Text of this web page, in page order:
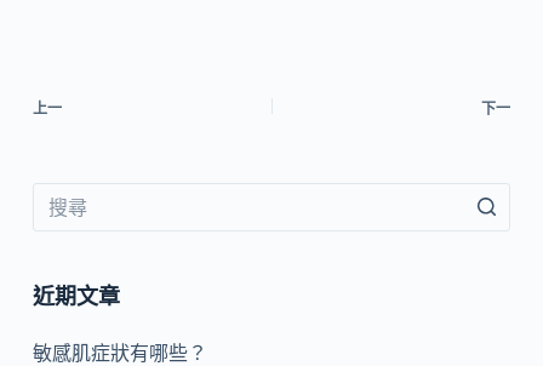
上一 下一
近期文章
敏感肌症狀有哪些？